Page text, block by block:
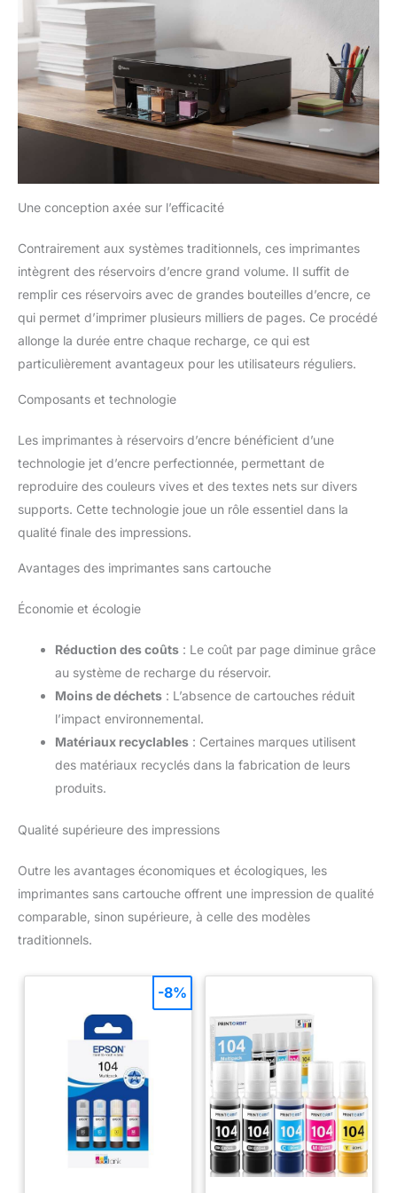
(1vu27ae) ainsi qu’avec les têtes d’impression originales hp
6za17ae (noire) et 6za18ae (tricolore) Dotée d'un système de
sécurité dynamique, qui pourrait être périodiquement mis à
jour par le firmware, elle est conçue pour une utilisation avec
des cartouches utilisant une puce HP originale ; les cartouches
utilisant une puce non HP pourraient ne pas fonctionner ou
cesser de fonctionner
Une conception axée sur l’efficacité
Contrairement aux systèmes traditionnels, ces imprimantes
intègrent des réservoirs d’encre grand volume. Il suffit de
remplir ces réservoirs avec de grandes bouteilles d’encre, ce
qui permet d’imprimer plusieurs milliers de pages. Ce procédé
allonge la durée entre chaque recharge, ce qui est
particulièrement avantageux pour les utilisateurs réguliers.
Composants et technologie
Les imprimantes à réservoirs d’encre bénéficient d’une
technologie jet d’encre perfectionnée, permettant de
reproduire des couleurs vives et des textes nets sur divers
supports. Cette technologie joue un rôle essentiel dans la
qualité finale des impressions.
Avantages des imprimantes sans cartouche
Économie et écologie
Réduction des coûts : Le coût par page diminue grâce
au système de recharge du réservoir.
Moins de déchets : L’absence de cartouches réduit
l’impact environnemental.
Matériaux recyclables : Certaines marques utilisent
des matériaux recyclés dans la fabrication de leurs
produits.
Qualité supérieure des impressions
Outre les avantages économiques et écologiques, les
imprimantes sans cartouche offrent une impression de qualité
comparable, sinon supérieure, à celle des modèles
traditionnels.
-8%